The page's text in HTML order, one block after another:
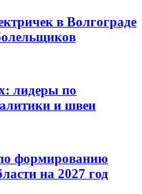
в Волгограде
лидеры по
и швеи
формированию
на 2027 год